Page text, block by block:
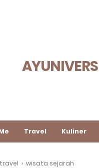
Travel Kuliner
travel › wisata sejarah